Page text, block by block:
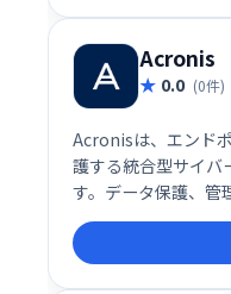
Acronis
0.0 (0件)
Acronisは、エンド
護する統合型サイバ
す。データ保護、管
統合することで、
脅威からデータを守
す。